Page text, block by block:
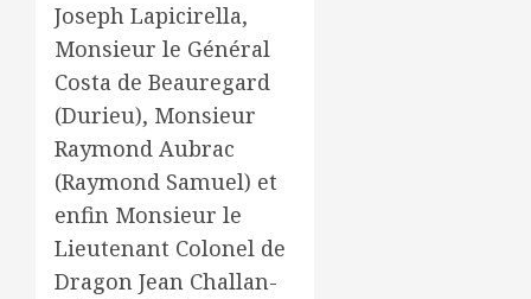
Joseph Lapicirella,
Monsieur le Général
Costa de Beauregard
(Durieu), Monsieur
Raymond Aubrac
(Raymond Samuel) et
enfin Monsieur le
Lieutenant Colonel de
Dragon Jean Challan-